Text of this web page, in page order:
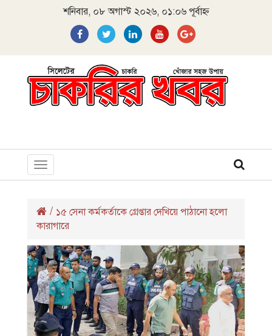
শনিবার, ০৮ অগাস্ট ২০২৬, ০১:০৬ পূর্বাহ্ন
Toggle
navigation
/ ১৫ সেনা কর্মকর্তাকে গ্রেপ্তার দেখিয়ে পাঠানো হলো
কারাগারে